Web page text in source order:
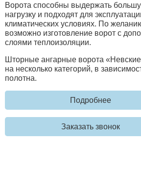
Ворота способны выдержать
нагрузку и подходят для
климатических условиях. По
возможно изготовление ворот с
слоями теплоизоляции.
Шторные ангарные ворота
на несколько категорий, в
полотна.
Подробнее
Заказать звонок